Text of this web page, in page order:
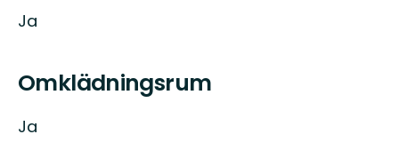
Ja
Omklädningsrum
Ja